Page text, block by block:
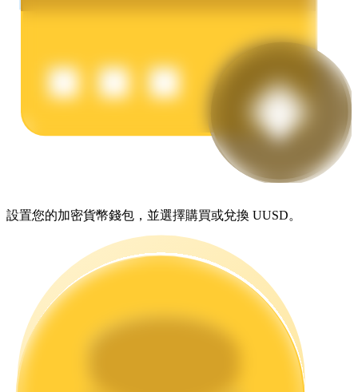
理財
增值寶
使您的資產穩定增值
設置您的加密貨幣錢包，並選擇購買或兌換 UUSD。